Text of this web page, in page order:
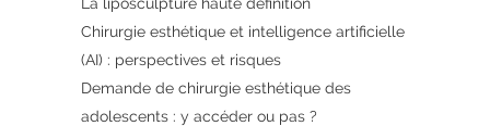
Chirurgie esthétique et intelligence artificielle
(AI) : perspectives et risques
Demande de chirurgie esthétique des
adolescents : y accéder ou pas ?